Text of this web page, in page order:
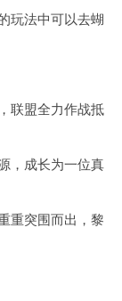
玩法中可以去蝴
联盟全力作战抵
，成长为一位真
重突围而出，黎